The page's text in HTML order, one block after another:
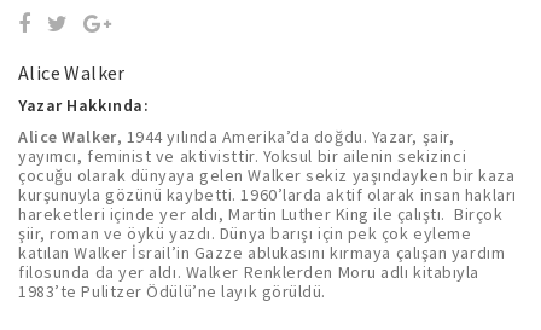
Alice Walker
Yazar Hakkında:
Alice Walker, 1944 yılında Amerika’da doğdu. Yazar, şair,
yayımcı, feminist ve aktivisttir. Yoksul bir ailenin sekizinci
çocuğu olarak dünyaya gelen Walker sekiz yaşındayken bir kaza
kurşunuyla gözünü kaybetti. 1960’larda aktif olarak insan hakları
hareketleri içinde yer aldı, Martin Luther King ile çalıştı. Birçok
şiir, roman ve öykü yazdı. Dünya barışı için pek çok eyleme
katılan Walker İsrail’in Gazze ablukasını kırmaya çalışan yardım
filosunda da yer aldı. Walker Renklerden Moru adlı kitabıyla
1983’te Pulitzer Ödülü’ne layık görüldü.